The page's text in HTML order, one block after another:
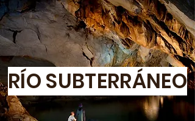
RÍO SUBTERRÁNEO